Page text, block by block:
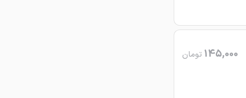
145,000 تومان